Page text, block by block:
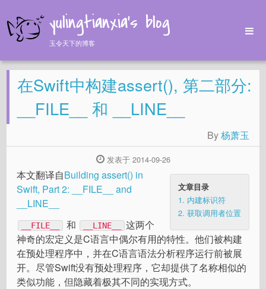
yulingtianxia's blog
玉令天下的博客
Home
Archives
Tags
在Swift中构建assert(), 第二部分:
__FILE__ 和 __LINE__
By杨萧玉
发表于 2014-09-26
文章目录
1. 内建标识符
2. 获取调用者位置
本文翻译自Building assert() in
Swift, Part 2: __FILE__ and
__LINE__
__FILE__ 和 __LINE__
这两个
神奇的宏定义是C语言中偶尔有用的特性。他们被构建
在预处理程序中，并在C语言语法分析程序运行前被展
开。尽管Swift没有预处理程序，它却提供了名称相似的
类似功能，但隐藏着极其不同的实现方式。